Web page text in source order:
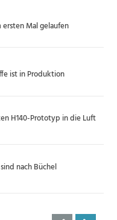
ersten Mal gelaufen
ist in Produktion
H140-Prototyp in die Luft
nach Büchel